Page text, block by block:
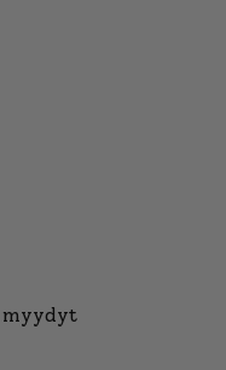
myydyt